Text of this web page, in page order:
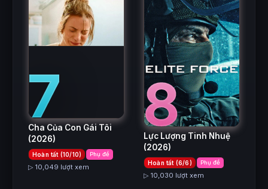
7
Cha Của Con Gái Tôi
(2026)
Hoàn tất (10/10) Phụ đề
▷ 10,049 lượt xem
8
Lực Lượng Tinh Nhuệ
(2026)
Hoàn tất (6/6) Phụ đề
▷ 10,030 lượt xem